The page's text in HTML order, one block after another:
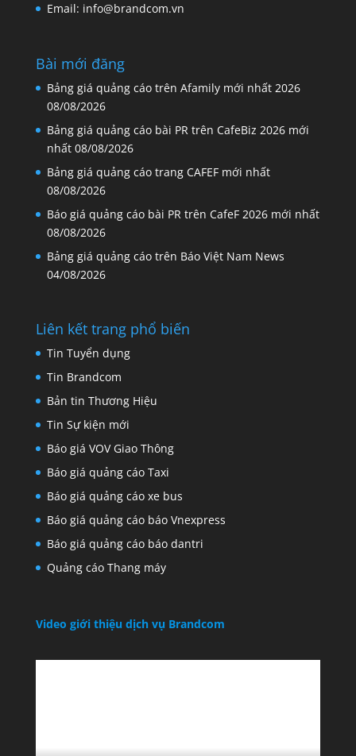
Email: info@brandcom.vn
Bài mới đăng
Bảng giá quảng cáo trên Afamily mới nhất 2026
08/08/2026
Bảng giá quảng cáo bài PR trên CafeBiz 2026 mới
nhất 08/08/2026
Bảng giá quảng cáo trang CAFEF mới nhất
08/08/2026
Báo giá quảng cáo bài PR trên CafeF 2026 mới nhất
08/08/2026
Bảng giá quảng cáo trên Báo Việt Nam News
04/08/2026
Liên kết trang phổ biến
Tin Tuyển dụng
Tin Brandcom
Bản tin Thương Hiệu
Tin Sự kiện mới
Báo giá VOV Giao Thông
Báo giá quảng cáo Taxi
Báo giá quảng cáo xe bus
Báo giá quảng cáo báo Vnexpress
Báo giá quảng cáo báo dantri
Quảng cáo Thang máy
Video giới thiệu dịch vụ Brandcom